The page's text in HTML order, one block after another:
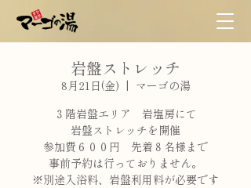
岩盤ストレッチ
8月21日(金)
  |
マーゴの湯
３階岩盤エリア 岩塩房にて
岩盤ストレッチを開催
参加費６００円 先着８名様まで
事前予約は行っておりません。
※別途入浴料、岩盤利用料が必要です